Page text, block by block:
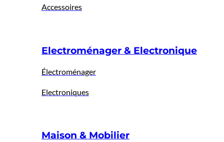
Accessoires
Electroménager & Electronique
Électroménager
Electroniques
Maison & Mobilier